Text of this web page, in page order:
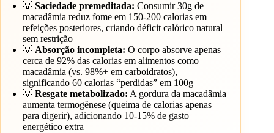
💡Saciedade premeditada: Consumir 30g de
macadâmia reduz fome em 150-200 calorias em
refeições posteriores, criando déficit calórico natural
sem restrição
💡 Absorção incompleta: O corpo absorve apenas
cerca de 92% das calorias em alimentos como
macadâmia (vs. 98%+ em carboidratos),
significando 60 calorias “perdidas” em 100g
💡Resgate metabolizado: A gordura da macadâmia
aumenta termogênese (queima de calorias apenas
para digerir), adicionando 10-15% de gasto
energético extra